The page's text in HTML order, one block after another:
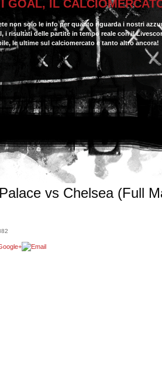
GOAL, IL
non solo le info per quanto riguarda i nostri
i risultati delle partite in tempo reale con il
le ultime sul calciomercato e tanto altro ancora!
vs Chelsea (Full